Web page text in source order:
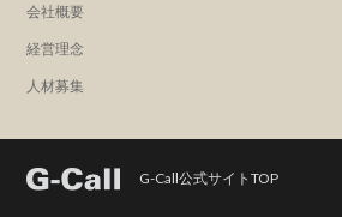
会社概要
経営理念
人材募集
G-Call公式サイトTOP